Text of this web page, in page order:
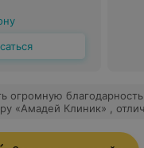
огромную благодарность
благодарность